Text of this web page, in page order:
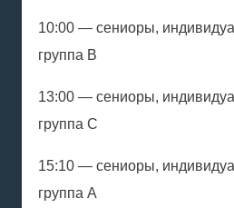
10:00 — сениоры,
группа В
13:00 — сениоры,
группа С
15:10 — сениоры,
группа А